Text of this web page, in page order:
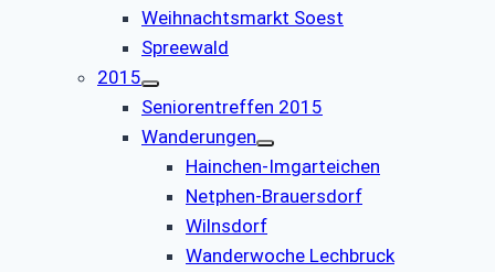
Weihnachtsmarkt Soest
Spreewald
2015
Seniorentreffen 2015
Wanderungen
Hainchen-Imgarteichen
Netphen-Brauersdorf
Wilnsdorf
Wanderwoche Lechbruck